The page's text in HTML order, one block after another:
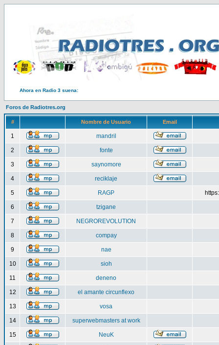
Ahora en Radio 3 suena:
Foros de Radiotres.org
# Nombre de Usuario Email
1 mandril
2 fonte
3 saynomore
4 reciklaje
5 RAGP
6 tzigane
7 NEGROREVOLUTION
8 compay
9 nae
10 sioh
11 deneno
12 el amante circunflexo
13 vosa
14 superwebmasters at work
15 NeuK